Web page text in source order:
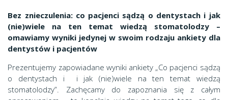
Bez znieczulenia: co pacjenci sądzą o dentystach i jak
(nie)wiele na ten temat wiedzą stomatolodzy –
omawiamy wyniki jedynej w swoim rodzaju ankiety dla
dentystów i pacjentów
Prezentujemy zapowiadane wyniki ankiety „Co pacjenci sądzą
o dentystach i i jak (nie)wiele na ten temat wiedzą
stomatolodzy”. Zachęcamy do zapoznania się z całym